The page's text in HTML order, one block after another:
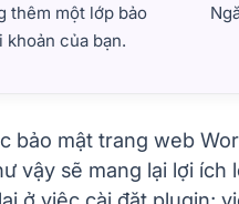
thêm một lớp bảo
khoản của bạn.
bảo mật trang web
vậy sẽ mang lại lợi ích